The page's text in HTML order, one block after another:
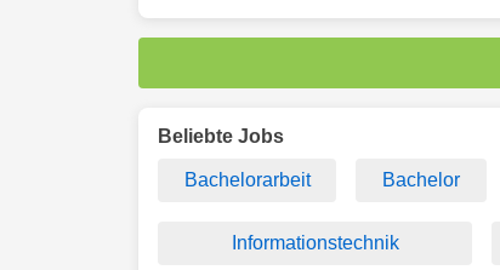
Beliebte Jobs
Bachelorarbeit Bachelor
Informationstechnik